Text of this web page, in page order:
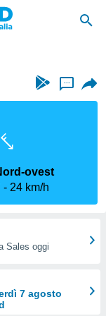
...
ovest
24 km/h
Sales oggi
7 agosto